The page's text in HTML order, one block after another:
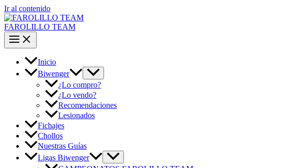
Ir al contenido
FAROLILLO TEAM
Inicio
Biwenger
¿Lo compro?
¿Lo vendo?
Recomendaciones
Lesionados
Fichajes
Chollos
Nuestras Guías
Ligas Biwenger